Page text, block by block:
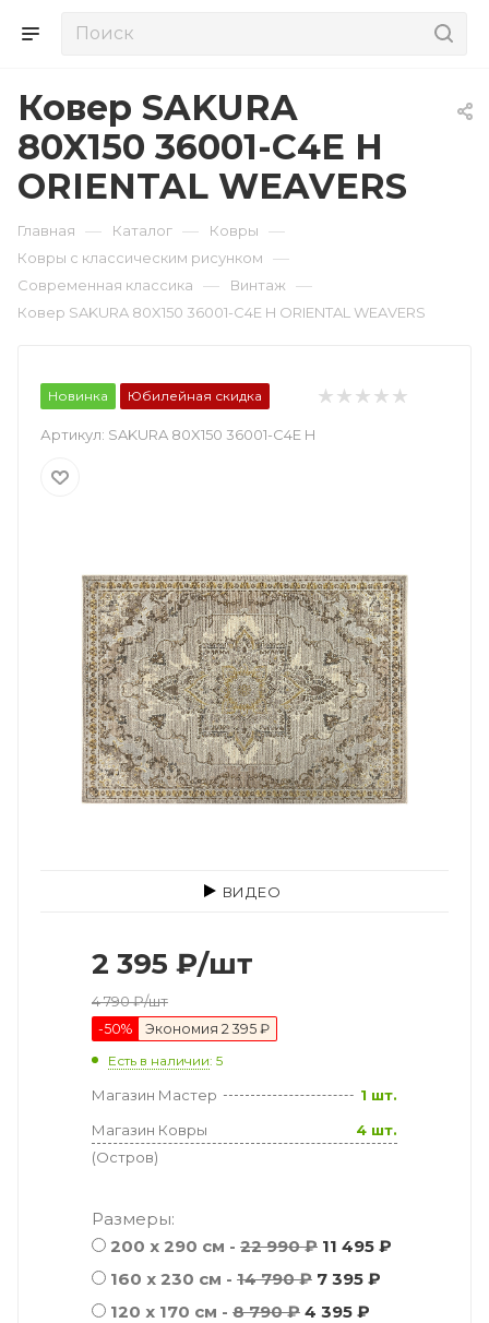
Ковер SAKURA
80X150 36001-C4E H
ORIENTAL WEAVERS
Главная — Каталог — Ковры —
Ковры с классическим рисунком —
Современная классика — Винтаж —
Ковер SAKURA 80X150 36001-C4E H ORIENTAL WEAVERS
Новинка Юбилейная скидка
Артикул: SAKURA 80X150 36001-C4E H
ВИДЕО
2 395 ₽/шт
4 790₽/шт
-50% Экономия 2 395 ₽
Есть в наличии: 5
Магазин Мастер
1 шт.
Магазин Ковры
(Остров)
4 шт.
Размеры:
200 x 290 см - 22 990 ₽ 11 495 ₽
160 x 230 см - 14 790 ₽ 7 395 ₽
120 x 170 см - 8 790 ₽ 4 395 ₽